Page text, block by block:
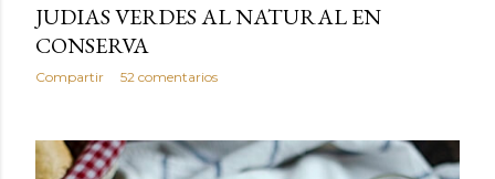
JUDIAS VERDES AL NATURAL EN
CONSERVA
Compartir 52 comentarios